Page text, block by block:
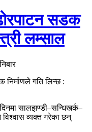
सडक
लम्साल
सालझण्डी–सन्धिखर्क–
व्यक्त गरेका छन्